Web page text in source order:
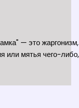
— это
или мятья чего-